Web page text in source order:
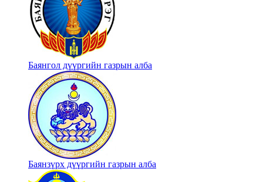
Баянгол дүүргийн газрын алба
Баянзүрх дүүргийн газрын алба